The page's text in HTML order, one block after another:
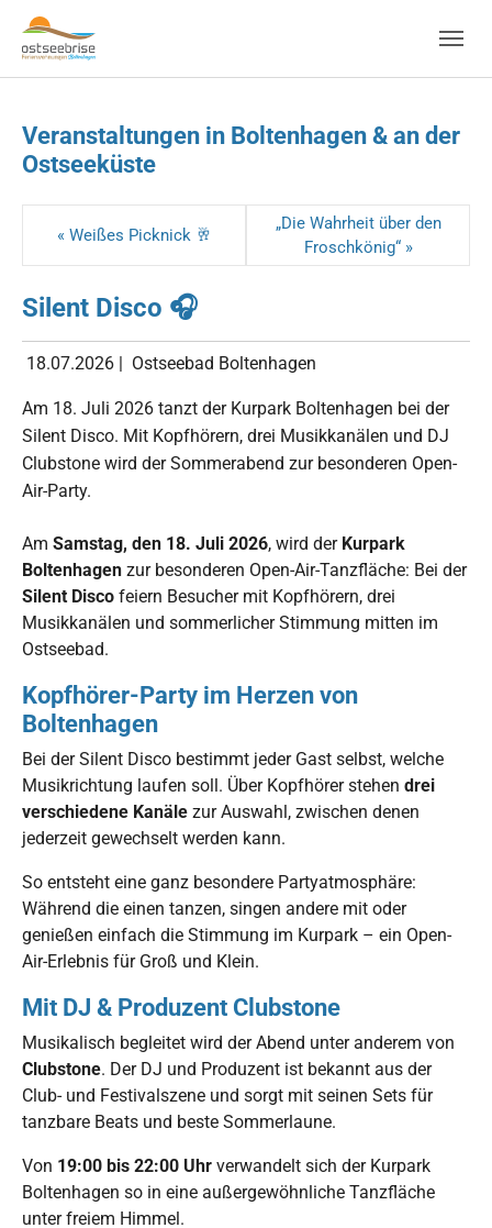
Skip to main navigation
Zum Hauptinhalt springen
Skip to page footer
Veranstaltungen in Boltenhagen & an der
Ostseeküste
« Weißes Picknick 🥂
„Die Wahrheit über den
Froschkönig“ »
Silent Disco 🎧
18.07.2026 | Ostseebad Boltenhagen
Am 18. Juli 2026 tanzt der Kurpark Boltenhagen bei der
Silent Disco. Mit Kopfhörern, drei Musikkanälen und DJ
Clubstone wird der Sommerabend zur besonderen Open-
Air-Party.
Am Samstag, den 18. Juli 2026, wird der Kurpark
Boltenhagen zur besonderen Open-Air-Tanzfläche: Bei der
Silent Disco feiern Besucher mit Kopfhörern, drei
Musikkanälen und sommerlicher Stimmung mitten im
Ostseebad.
Kopfhörer-Party im Herzen von
Boltenhagen
Bei der Silent Disco bestimmt jeder Gast selbst, welche
Musikrichtung laufen soll. Über Kopfhörer stehen drei
verschiedene Kanäle zur Auswahl, zwischen denen
jederzeit gewechselt werden kann.
So entsteht eine ganz besondere Partyatmosphäre:
Während die einen tanzen, singen andere mit oder
genießen einfach die Stimmung im Kurpark – ein Open-
Air-Erlebnis für Groß und Klein.
Mit DJ & Produzent Clubstone
Musikalisch begleitet wird der Abend unter anderem von
Clubstone. Der DJ und Produzent ist bekannt aus der
Club- und Festivalszene und sorgt mit seinen Sets für
tanzbare Beats und beste Sommerlaune.
Von 19:00 bis 22:00 Uhr verwandelt sich der Kurpark
Boltenhagen so in eine außergewöhnliche Tanzfläche
unter freiem Himmel.